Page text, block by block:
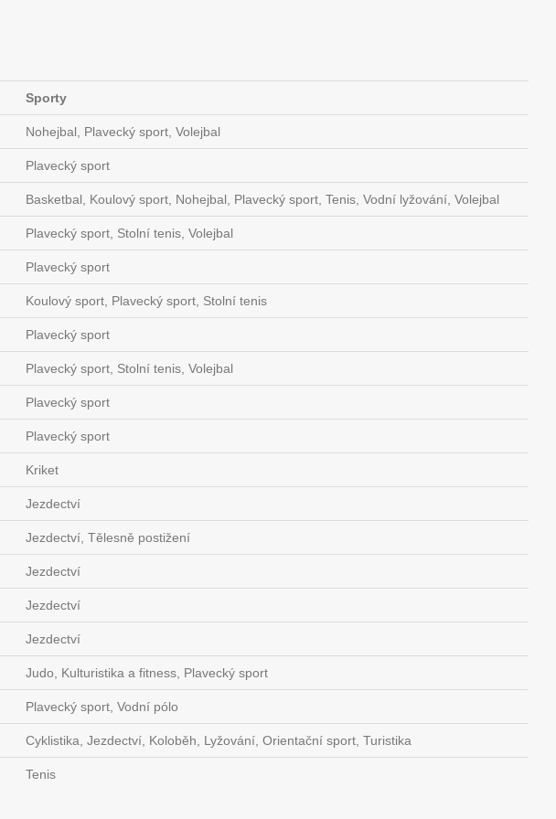
Sporty
Nohejbal, Plavecký sport, Volejbal
Plavecký sport
Basketbal, Koulový sport, Nohejbal, Plavecký sport, Tenis, Vodní lyžování, Volejbal
Plavecký sport, Stolní tenis, Volejbal
Plavecký sport
Koulový sport, Plavecký sport, Stolní tenis
Plavecký sport
Plavecký sport, Stolní tenis, Volejbal
Plavecký sport
Plavecký sport
Kriket
Jezdectví
Jezdectví, Tělesně postižení
Jezdectví
Jezdectví
Jezdectví
Judo, Kulturistika a fitness, Plavecký sport
Plavecký sport, Vodní pólo
Cyklistika, Jezdectví, Koloběh, Lyžování, Orientační sport, Turistika
Tenis